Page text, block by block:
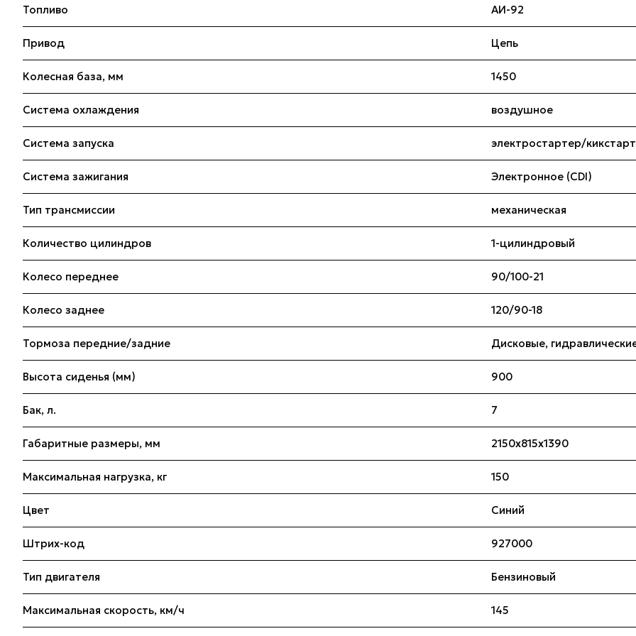
Топливо АИ-92
Привод Цепь
Колесная база, мм 1450
Система охлаждения воздушное
Система запуска электростартер/
Система зажигания Электронное (CDI)
Тип трансмиссии механическая
Количество цилиндров 1-цилиндровый
Колесо переднее 90/100-21
Колесо заднее 120/90-18
Тормоза передние/задние Дисковые,
Высота сиденья (мм) 900
Бак, л. 7
Габаритные размеры, мм 2150х815х1390
Максимальная нагрузка, кг 150
Цвет Синий
Штрих-код 927000
Тип двигателя Бензиновый
Максимальная скорость, км/ч 145